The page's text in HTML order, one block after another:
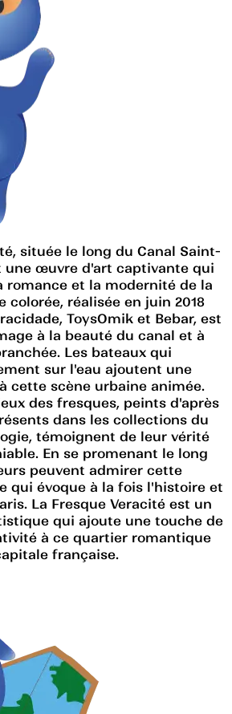
située le long du Canal Saint-
une œuvre d'art captivante qui
romance et la modernité de la
colorée, réalisée en juin 2018
ToysOmik et Bebar, est
à la beauté du canal et à
Les bateaux qui
sur l'eau ajoutent une
cette scène urbaine animée.
des fresques, peints d'après
dans les collections du
témoignent de leur vérité
En se promenant le long
peuvent admirer cette
qui évoque à la fois l'histoire et
La Fresque Veracité est un
qui ajoute une touche de
à ce quartier romantique
française.